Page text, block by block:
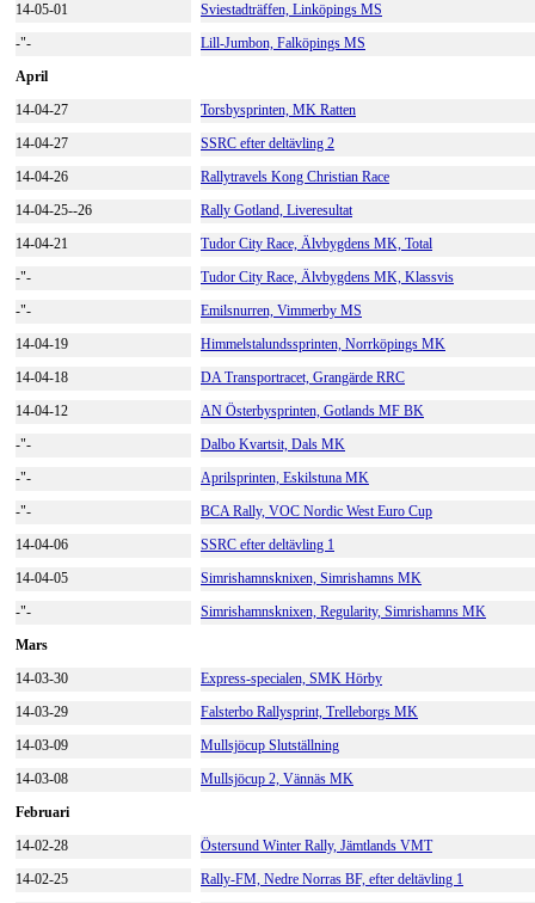
14-05-01
Sviestadträffen, Linköpings MS
-"-
Lill-Jumbon, Falköpings MS
April
14-04-27
Torsbysprinten, MK Ratten
14-04-27
SSRC efter deltävling 2
14-04-26
Rallytravels Kong Christian Race
14-04-25--26
Rally Gotland, Liveresultat
14-04-21
Tudor City Race, Älvbygdens MK, Total
-"-
Tudor City Race, Älvbygdens MK, Klassvis
-"-
Emilsnurren, Vimmerby MS
14-04-19
Himmelstalundssprinten, Norrköpings MK
14-04-18
DA Transportracet, Grangärde RRC
14-04-12
AN Österbysprinten, Gotlands MF BK
-"-
Dalbo Kvartsit, Dals MK
-"-
Aprilsprinten, Eskilstuna MK
-"-
BCA Rally, VOC Nordic West Euro Cup
14-04-06
SSRC efter deltävling 1
14-04-05
Simrishamnsknixen, Simrishamns MK
-"-
Simrishamnsknixen, Regularity, Simrishamns MK
Mars
14-03-30
Express-specialen, SMK Hörby
14-03-29
Falsterbo Rallysprint, Trelleborgs MK
14-03-09
Mullsjöcup Slutställning
14-03-08
Mullsjöcup 2, Vännäs MK
Februari
14-02-28
Östersund Winter Rally, Jämtlands VMT
14-02-25
Rally-FM, Nedre Norras BF, efter deltävling 1